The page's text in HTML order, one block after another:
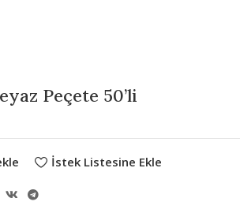
Peçete 50’li
İstek Listesine Ekle